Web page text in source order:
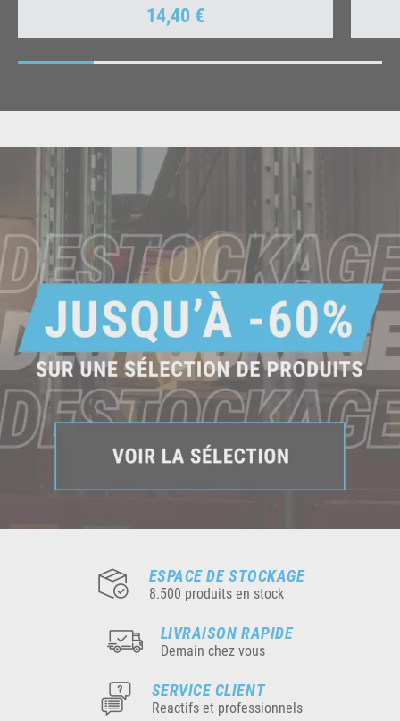
Prix
14,40 €
ESPACE DE STOCKAGE
8.500 produits en stock
LIVRAISON RAPIDE
Demain chez vous
SERVICE CLIENT
Reactifs et professionnels